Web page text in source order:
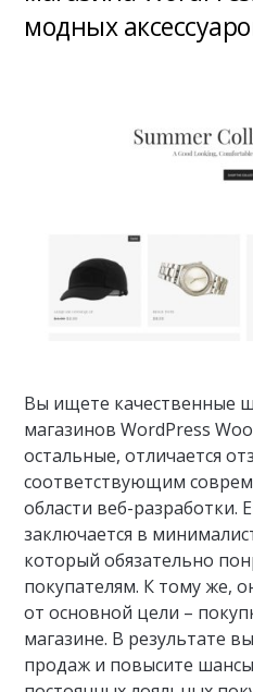
модных
Вы ищете качественные
магазинов WordPress
остальные, отличается
соответствующим
области веб-разработки.
заключается в
который обязательно
покупателям. К тому же,
от основной цели –
магазине. В результате
продаж и повысите шансы